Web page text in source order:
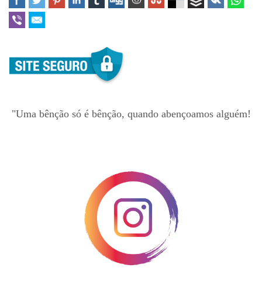
"Uma bênção só é bênção, quando abençoamos alguém!